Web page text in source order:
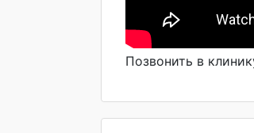
Позвонить в